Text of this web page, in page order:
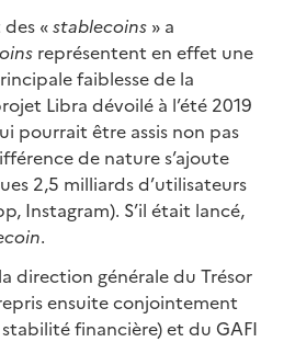
«stablecoins » a
représentent en effet une
faiblesse de la
Libra dévoilé à l’été 2019
pourrait être assis non pas
de nature s’ajoute
2,5 milliards d’utilisateurs
Instagram). S’il était lancé,
.
direction générale du Trésor
ensuite conjointement
financière) et du GAFI